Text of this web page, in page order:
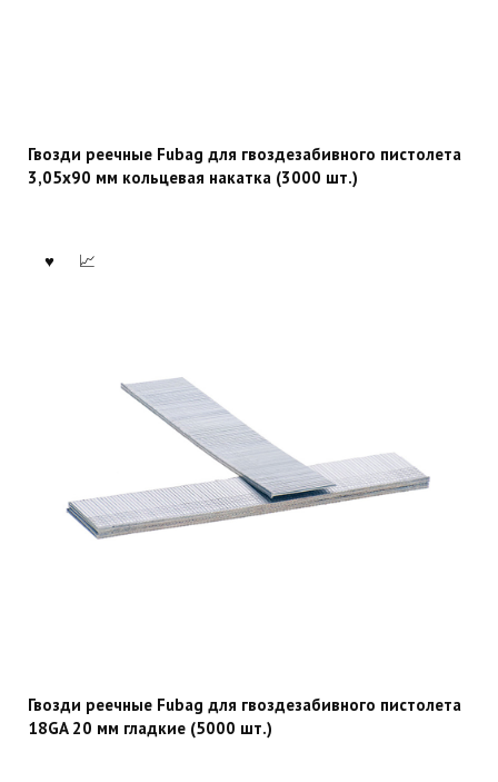
Гвозди реечные Fubag для гвоздезабивного пистолета
3,05х90 мм кольцевая накатка (3000 шт.)
Гвозди реечные Fubag для гвоздезабивного пистолета
18GA 20 мм гладкие (5000 шт.)